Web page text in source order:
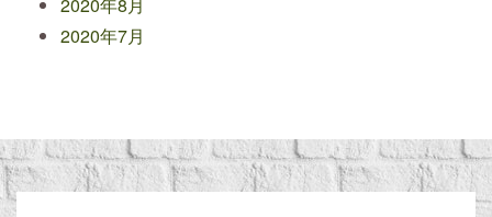
2020年8月
2020年7月